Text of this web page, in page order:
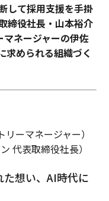
して採用支援を手掛
締役社長・山本裕介
ネージャーの伊佐
求められる組織づく
ーマネージャー）
代表取締役社長）
想い、AI時代に